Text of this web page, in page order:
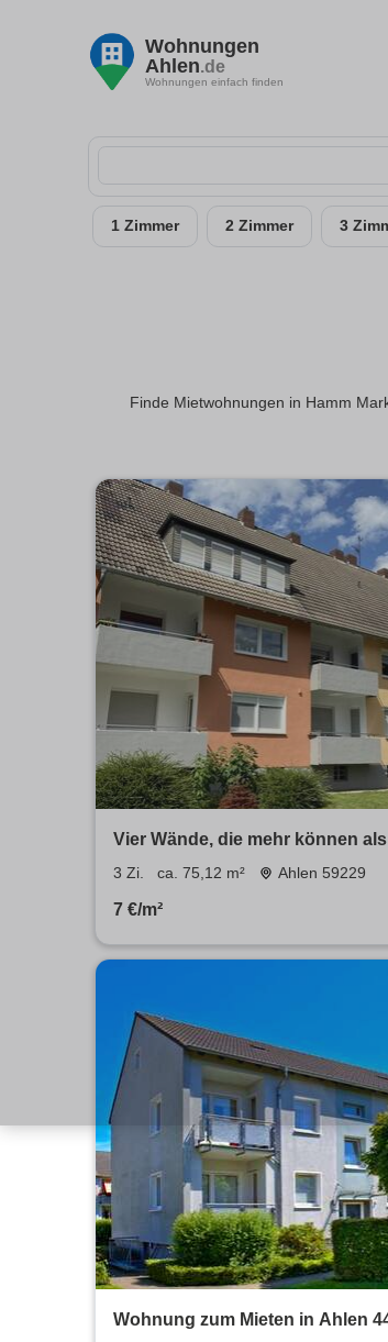
Wohnungen
Ahlen.de
Wohnungen einfach finden
1 Zimmer 2 Zimmer 3
Finde Mietwohnungen in Hamm
Vier Wände, die mehr können
aussehen.
3 Zi. ca. 75,12 m² Ahlen 59229
7 €/m²
Wohnung zum Mieten in Ahlen